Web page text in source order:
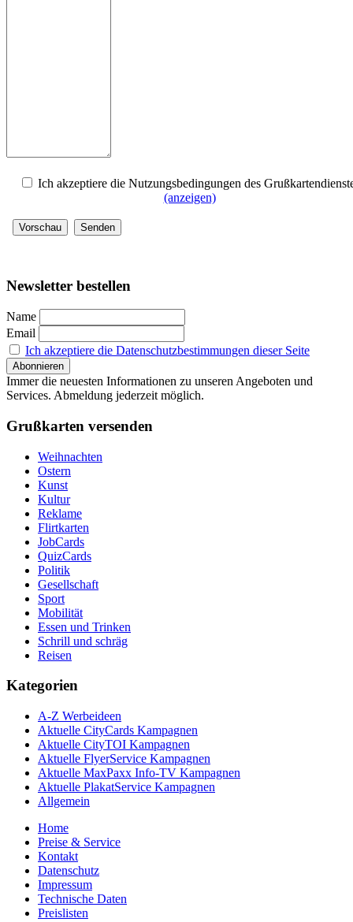
Ich akzeptiere die Nutzungsbedingungen des
(anzeigen)
Newsletter bestellen
Name
Email
Ich akzeptiere die Datenschutzbestimmungen dieser Seite
Immer die neuesten Informationen zu unseren Angeboten und
Services. Abmeldung jederzeit möglich.
Grußkarten versenden
Weihnachten
Ostern
Kunst
Kultur
Reklame
Flirtkarten
JobCards
QuizCards
Politik
Gesellschaft
Sport
Mobilität
Essen und Trinken
Schrill und schräg
Reisen
Kategorien
A-Z Werbeideen
Aktuelle CityCards Kampagnen
Aktuelle CityTOI Kampagnen
Aktuelle FlyerService Kampagnen
Aktuelle MaxPaxx Info-TV Kampagnen
Aktuelle PlakatService Kampagnen
Allgemein
Home
Preise & Service
Kontakt
Datenschutz
Impressum
Technische Daten
Preislisten